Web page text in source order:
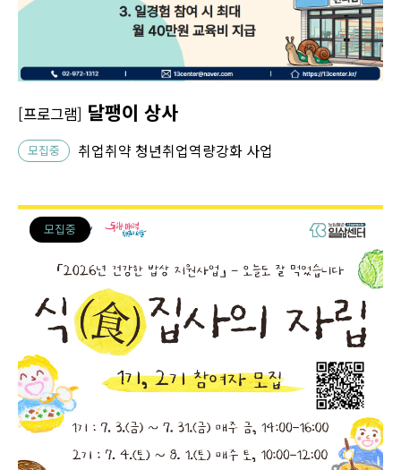
[프로그램] 달팽이 상사
모집중 취업취약 청년취업역량강화 사업
모집중